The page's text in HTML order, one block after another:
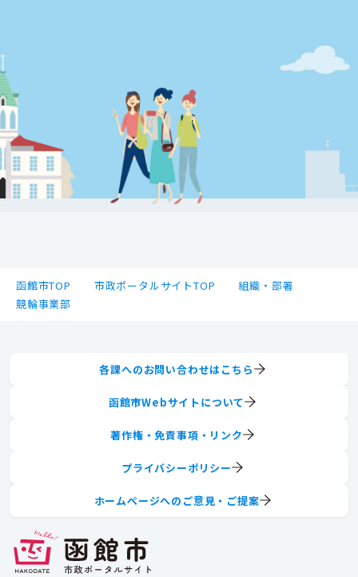
函館市TOP 市政ポータルサイトTOP
組織・部署
競輪事業部
各課へのお問い合わせはこちら
函館市Webサイトについて
著作権・免責事項・リンク
プライバシーポリシー
ホームページへのご意見・ご提案